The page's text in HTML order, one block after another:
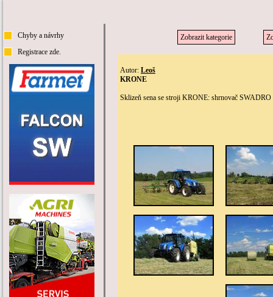
Chyby a návrhy
Registrace zde.
Zobrazit kategorie
Autor: Leoš
KRONE
Sklizeň sena se stroji KRONE: shrnovač